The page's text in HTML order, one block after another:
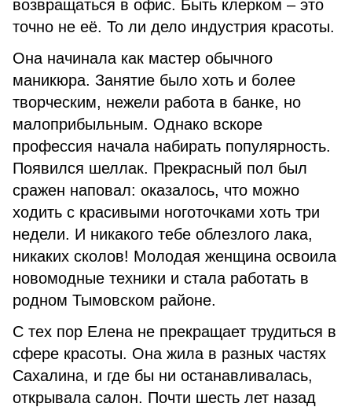
возвращаться в офис. Быть клерком – это
точно не её. То ли дело индустрия красоты.
Она начинала как мастер обычного
маникюра. Занятие было хоть и более
творческим, нежели работа в банке, но
малоприбыльным. Однако вскоре
профессия начала набирать популярность.
Появился шеллак. Прекрасный пол был
сражен наповал: оказалось, что можно
ходить с красивыми ноготочками хоть три
недели. И никакого тебе облезлого лака,
никаких сколов! Молодая женщина освоила
новомодные техники и стала работать в
родном Тымовском районе.
С тех пор Елена не прекращает трудиться в
сфере красоты. Она жила в разных частях
Сахалина, и где бы ни останавливалась,
открывала салон. Почти шесть лет назад